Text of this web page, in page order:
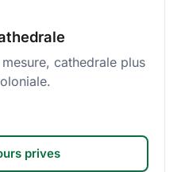
cathedrale plus
prives